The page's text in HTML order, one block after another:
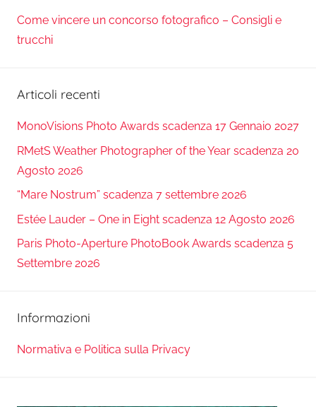
Come vincere un concorso fotografico – Consigli e
trucchi
Articoli recenti
MonoVisions Photo Awards scadenza 17 Gennaio 2027
RMetS Weather Photographer of the Year scadenza 20
Agosto 2026
“Mare Nostrum” scadenza 7 settembre 2026
Estée Lauder – One in Eight scadenza 12 Agosto 2026
Paris Photo-Aperture PhotoBook Awards scadenza 5
Settembre 2026
Informazioni
Normativa e Politica sulla Privacy